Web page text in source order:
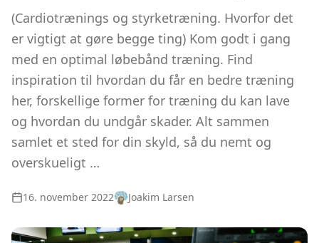
(Cardiotrænings og styrketræning. Hvorfor det
er vigtigt at gøre begge ting) Kom godt i gang
med en optimal løbebånd træning. Find
inspiration til hvordan du får en bedre træning
her, forskellige former for træning du kan lave
og hvordan du undgår skader. Alt sammen
samlet et sted for din skyld, så du nemt og
overskueligt …
16. november 2022 Joakim Larsen